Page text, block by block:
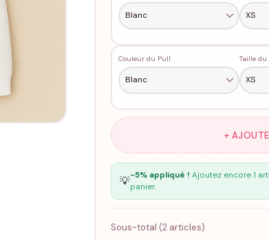
Couleur du Pull Taille du
+
💡-5% appliqué ! Ajoutez encore 1
panier.
Sous-total (2articles)